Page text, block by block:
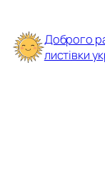
до
вмісту
Доброго
листівки